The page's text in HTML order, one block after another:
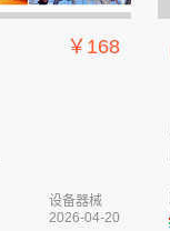
￥168
设备器械
2026-04-20